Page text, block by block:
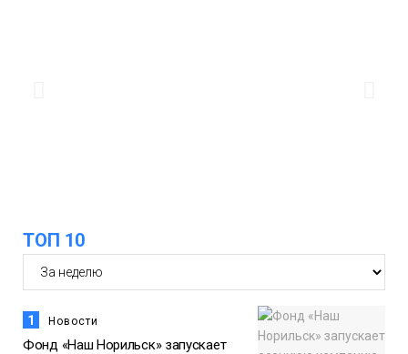
ТОП 10
1 Новости
Фонд «Наш Норильск» запускает